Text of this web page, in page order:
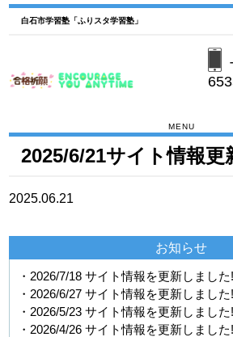
白石市学習塾「ふりスタ学習塾」
MENU
お知らせ
・2026/7/18 サイト情報を更新しました!
・2026/6/27 サイト情報を更新しました!
・2026/5/23 サイト情報を更新しました!
・2026/4/26 サイト情報を更新しました!
2025/6/21サイト情報更
2025.06.21